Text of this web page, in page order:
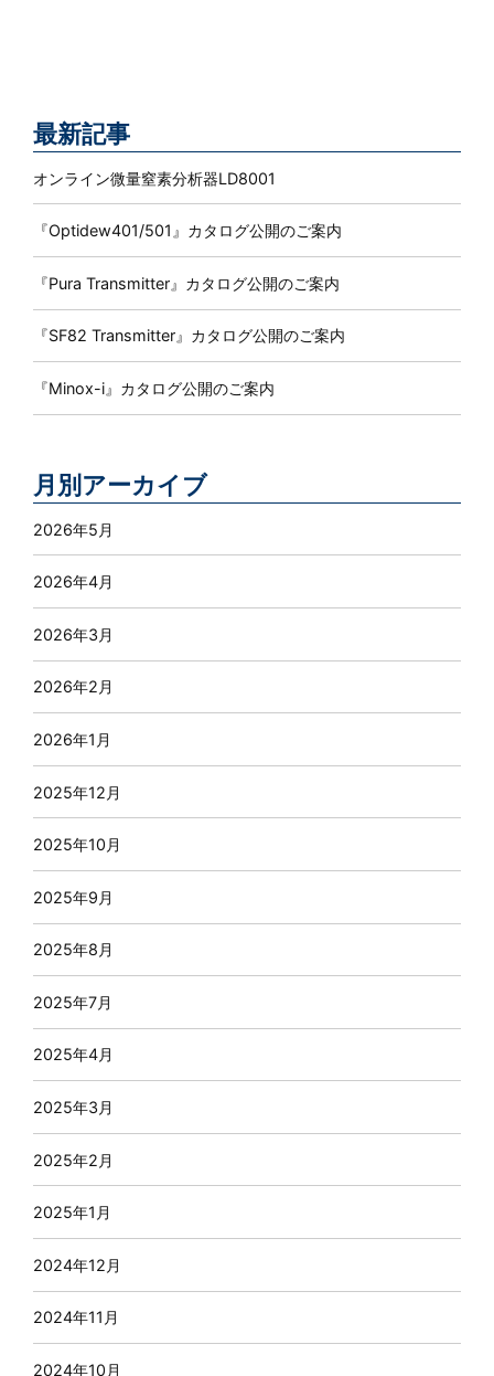
最新記事
オンライン微量窒素分析器LD8001
『Optidew401/501』カタログ公開のご案内
『Pura Transmitter』カタログ公開のご案内
『SF82 Transmitter』カタログ公開のご案内
『Minox-i』カタログ公開のご案内
月別アーカイブ
2026年5月
2026年4月
2026年3月
2026年2月
2026年1月
2025年12月
2025年10月
2025年9月
2025年8月
2025年7月
2025年4月
2025年3月
2025年2月
2025年1月
2024年12月
2024年11月
2024年10月